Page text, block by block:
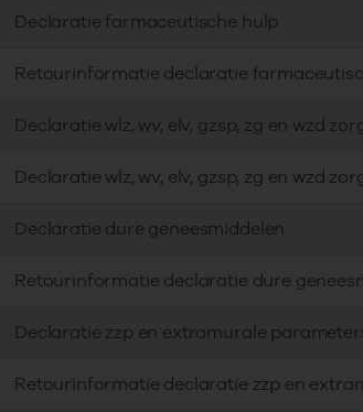
Declaratie farmaceutische hulp
Retourinformatie declaratie
Declaratie wlz, wv, elv, gzsp, zg en wzd
Declaratie wlz, wv, elv, gzsp, zg en wzd
Declaratie dure geneesmiddelen
Retourinformatie declaratie dure
Declaratie zzp en extramurale
Retourinformatie declaratie zzp en